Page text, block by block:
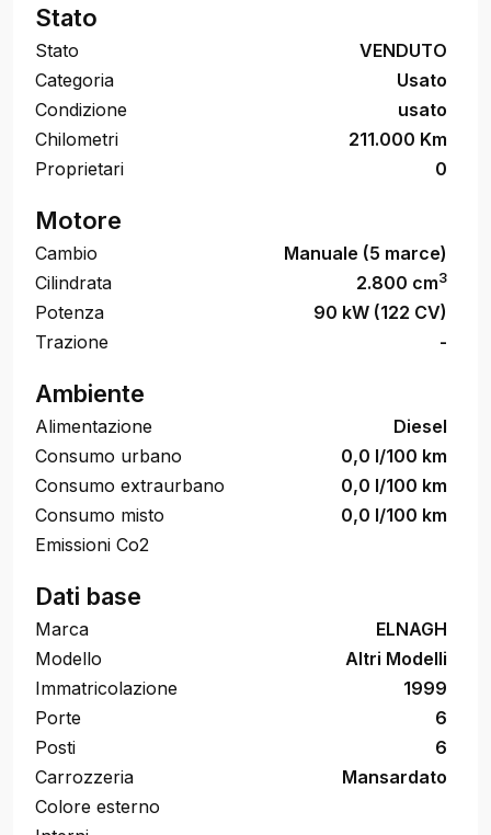
Stato
Stato
VENDUTO
Categoria
Usato
Condizione
usato
Chilometri
211.000 Km
Proprietari
0
Motore
Cambio
Manuale (5 marce)
Cilindrata
2.800 cm3
Potenza
90 kW (122 CV)
Trazione
-
Ambiente
Alimentazione
Diesel
Consumo urbano
0,0 l/100 km
Consumo extraurbano
0,0 l/100 km
Consumo misto
0,0 l/100 km
Emissioni Co2
Dati base
Marca
ELNAGH
Modello
Altri Modelli
Immatricolazione
1999
Porte
6
Posti
6
Carrozzeria
Mansardato
Colore esterno